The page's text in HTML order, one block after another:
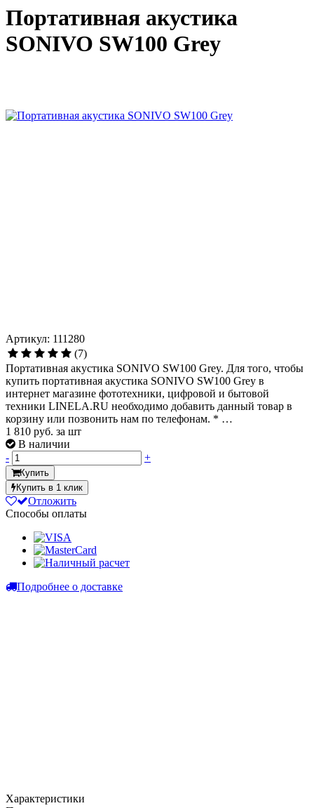
Портативная акустика
SONIVO SW100 Grey
Артикул: 111280
(7)
Портативная акустика SONIVO SW100 Grey. Для того, чтобы
купить портативная акустика SONIVO SW100 Grey в
интернет магазине фототехники, цифровой и бытовой
техники LINELA.RU необходимо добавить данный товар в
корзину или позвонить нам по телефонам. * …
1 810 руб. за шт
В наличии
-
+
Купить
Купить в 1 клик
Отложить
Способы оплаты
Подробнее о доставке
Характеристики